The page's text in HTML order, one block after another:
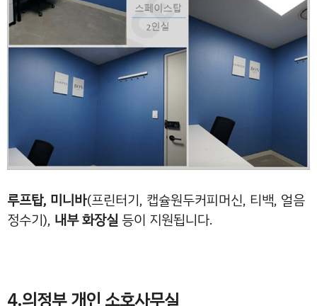
루프탑, 미니바(프린터기, 캡슐원두커피머신, 티백, 얼음
정수기), 내부 화장실 등이 지원됩니다.
4.의정부 개인 소호사무실